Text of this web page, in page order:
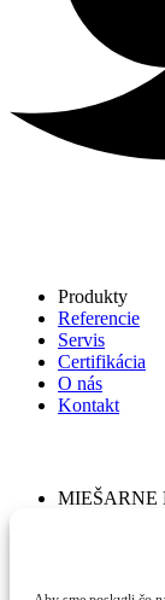
Produkty
Referencie
Servis
Certifikácia
O nás
Kontakt
MIEŠARNE